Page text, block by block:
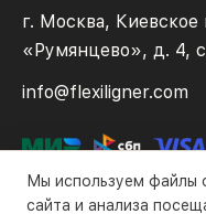
г. Москва,
«Румянцево», д. 4,
info@flexiligner.com
Мы используем файлы
сайта и анализа